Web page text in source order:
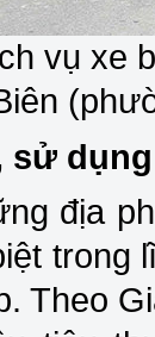
vụ xe
sử
địa
trong
Theo